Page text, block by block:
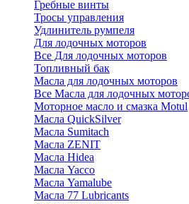
Гребные винты
Тросы управления
Удлинитель румпеля
Для лодочных моторов
Все Для лодочных моторов
Топливный бак
Масла для лодочных моторов
Все Масла для лодочных
Моторное масло и смазка Motul
Масла QuickSilver
Масла Sumitach
Масла ZENIT
Масла Hidea
Масла Yacco
Масла Yamalube
Масла 77 Lubricants